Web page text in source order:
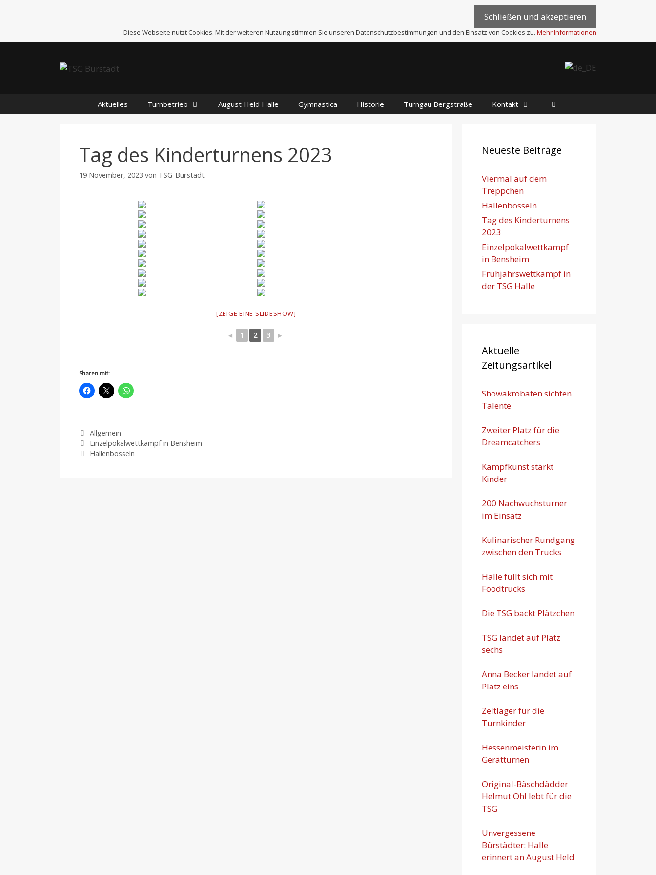
Diese Webseite nutzt Cookies. Mit der weiteren Nutzung stimmen Sie unseren Datenschutzbestimmungen und den Einsatz von Cookies zu. Mehr Informationen
Aktuelles Turnbetrieb August Held Halle Gymnastica Historie Turngau Bergstraße Kontakt
Tag des Kinderturnens 2023
19 November, 2023 von TSG-Bürstadt
[ZEIGE EINE SLIDESHOW]
◄ 1 2 3 ►
Sharen mit:
Kategorien
Allgemein
Einzelpokalwettkampf in Bensheim
Hallenbosseln
Neueste Beiträge
Viermal auf dem
Treppchen
Hallenbosseln
Tag des Kinderturnens
2023
Einzelpokalwettkampf
in Bensheim
Frühjahrswettkampf in
der TSG Halle
Aktuelle
Zeitungsartikel
Showakrobaten sichten
Talente
Zweiter Platz für die
Dreamcatchers
Kampfkunst stärkt
Kinder
200 Nachwuchsturner
im Einsatz
Kulinarischer Rundgang
zwischen den Trucks
Halle füllt sich mit
Foodtrucks
Die TSG backt Plätzchen
TSG landet auf Platz
sechs
Anna Becker landet auf
Platz eins
Zeltlager für die
Turnkinder
Hessenmeisterin im
Gerätturnen
Original-Bäschdädder
Helmut Ohl lebt für die
TSG
Unvergessene
Bürstädter: Halle
erinnert an August Held